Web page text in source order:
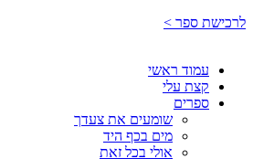
לרכישת ספר >
עמוד ראשי
קצת עלי
ספרים
שומעים את צעדך
מים בכף היד
אולי בכל זאת